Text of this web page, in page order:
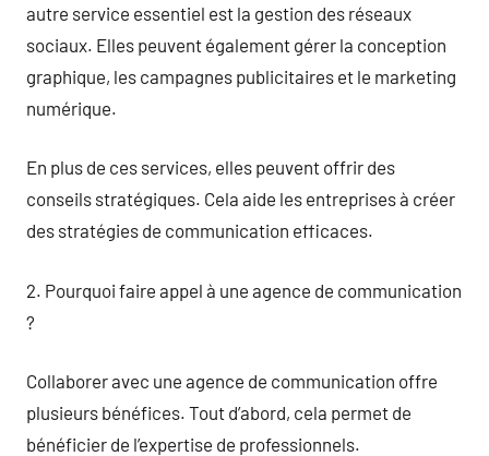
autre service essentiel est la gestion des réseaux
sociaux. Elles peuvent également gérer la conception
graphique, les campagnes publicitaires et le marketing
numérique.
En plus de ces services, elles peuvent offrir des
conseils stratégiques. Cela aide les entreprises à créer
des stratégies de communication efficaces.
2. Pourquoi faire appel à une agence de communication
?
Collaborer avec une agence de communication offre
plusieurs bénéfices. Tout d’abord, cela permet de
bénéficier de l’expertise de professionnels.